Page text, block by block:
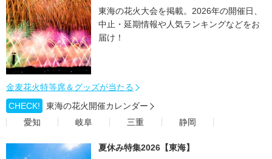
東海の花火大会を掲載。2026年の開催日、
中止・延期情報や人気ランキングなどをお
届け！
金麦花火特等席＆グッズが当たる
CHECK!
東海の花火開催カレンダー
愛知
岐阜 三重 静岡
夏休み特集2026【東海】